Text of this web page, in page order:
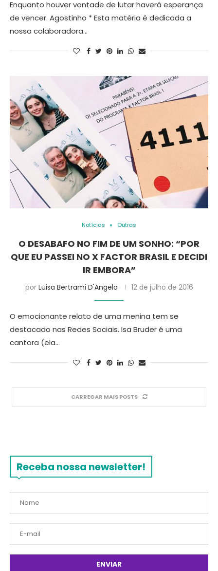
Enquanto houver vontade de lutar haverá esperança
de vencer. Agostinho * Esta matéria é dedicada a
nossa colaboradora…
Notícias Outras
O DESABAFO NO FIM DE UM SONHO: “POR
QUE EU PASSEI NO X FACTOR BRASIL E DECIDI
IR EMBORA”
por Luisa Bertrami D'Angelo 12 de julho de 2016
O emocionante relato de uma menina tem se
destacado nas Redes Sociais. Isa Bruder é uma
cantora (ela…
CARREGAR MAIS POSTS
Receba nossa newsletter!